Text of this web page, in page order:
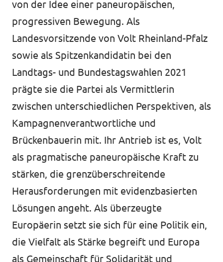
von der Idee einer paneuropäischen,
progressiven Bewegung. Als
Landesvorsitzende von Volt Rheinland-Pfalz
sowie als Spitzenkandidatin bei den
Landtags- und Bundestagswahlen 2021
prägte sie die Partei als Vermittlerin
zwischen unterschiedlichen Perspektiven, als
Kampagnenverantwortliche und
Brückenbauerin mit. Ihr Antrieb ist es, Volt
als pragmatische paneuropäische Kraft zu
stärken, die grenzüberschreitende
Herausforderungen mit evidenzbasierten
Lösungen angeht. Als überzeugte
Europäerin setzt sie sich für eine Politik ein,
die Vielfalt als Stärke begreift und Europa
als Gemeinschaft für Solidarität und